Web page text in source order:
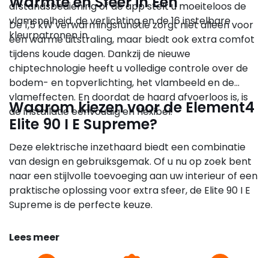
afstandsbediening of de app stelt u moeiteloos de
vlamsnelheid, de verlichting en de 16 instelbare
kleurpatronen in.
De 1,5 kW verwarmingsfunctie zorgt niet alleen voor
een warme uitstraling, maar biedt ook extra comfot
tijdens koude dagen. Dankzij de nieuwe
chiptechnologie heeft u volledige controle over de
bodem- en topverlichting, het vlambeeld en de
vlameffecten. En doordat de haard afvoerloos is, is
de installatie eenvoudig en flexibel.
Waarom kiezen voor de Element4
Elite 90 I E Supreme?
Deze elektrische inzethaard biedt een combinatie
van design en gebruiksgemak. Of u nu op zoek bent
naar een stijlvolle toevoeging aan uw interieur of een
praktische oplossing voor extra sfeer, de Elite 90 I E
Supreme is de perfecte keuze.
Lees meer